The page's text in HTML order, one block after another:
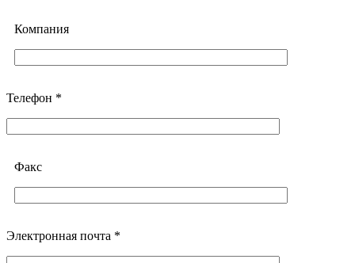
Компания
Телефон *
Факс
Электронная почта *